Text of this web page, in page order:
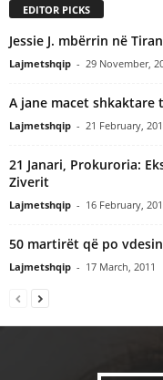
EDITOR PICKS
Jessie J. mbërrin në
Lajmetshqip - 29 November,
A jane macet shkaktare
Lajmetshqip - 21 February,
21 Janari, Prokuroria:
Ziverit
Lajmetshqip - 16 February,
50 martirët që po
Lajmetshqip - 17 March, 2011